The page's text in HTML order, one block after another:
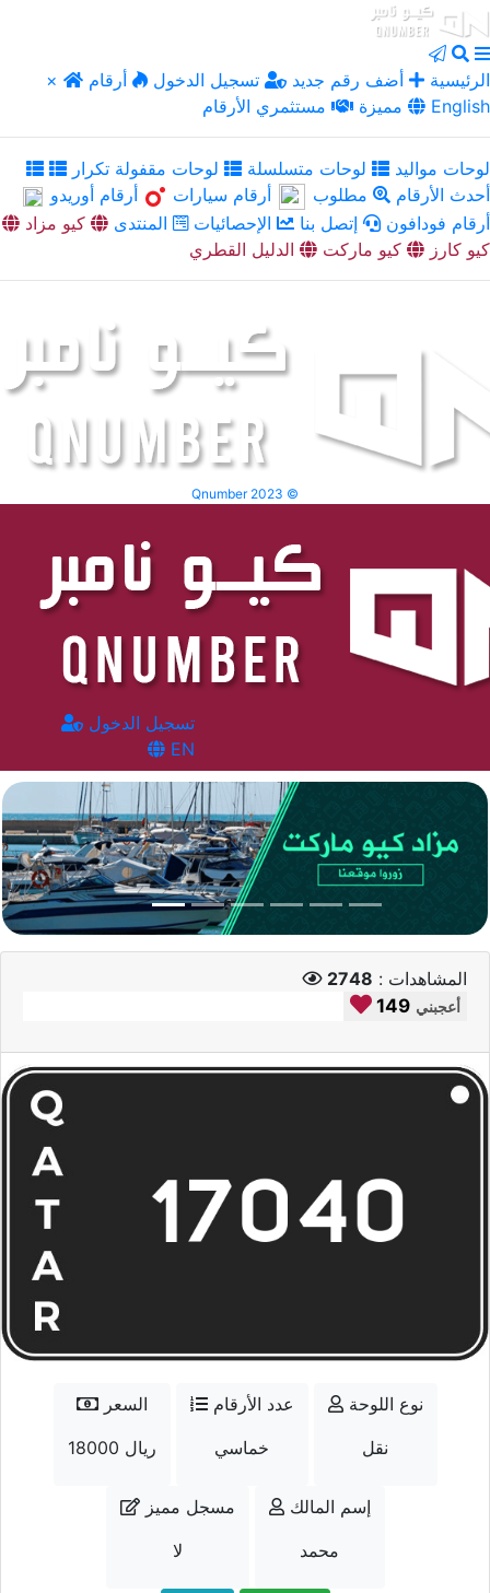
× الرئيسية أضف رقم جديد تسجيل الدخول
أرقام
مميزة
مستثمري الأرقام English
لوحات مواليد لوحات متسلسلة
لوحات مقفولة تكرار
أحدث الأرقام
مطلوب أرقام سيارات
أرقام أوريدو
أرقام فودافون
إتصل بنا الإحصائيات المنتدى
كيو مزاد
كيو كارز
كيو ماركت الدليل القطري
Qnumber 2023 ©
تسجيل الدخول
EN
المشاهدات : 2748
149 أعجبني
السعر
18000 ريال
عدد الأرقام
خماسي
نوع اللوحة
نقل
مسجل مميز
لا
إسم المالك
محمد